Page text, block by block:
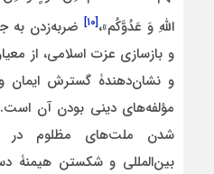
اللَّهِ وَ عَدُوَّکُم»،[۱۰]
ضربه‌‌زدن به
و بازسازی عزت اسلامی، از
و نشان‌دهندۀ گسترش ایمان
مؤلفه‌های دینی بودن آن
شدن ملت‌های مظلوم در
بین‌المللی و شکستن هیمنۀ